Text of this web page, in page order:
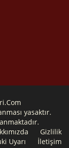
yasaktır.
Gizlilik
Uyarı
İletişim